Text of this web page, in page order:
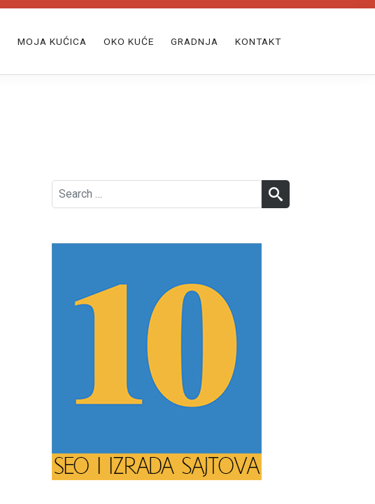
MOJA KUĆICA OKO KUĆE GRADNJA KONTAKT
Search
for: